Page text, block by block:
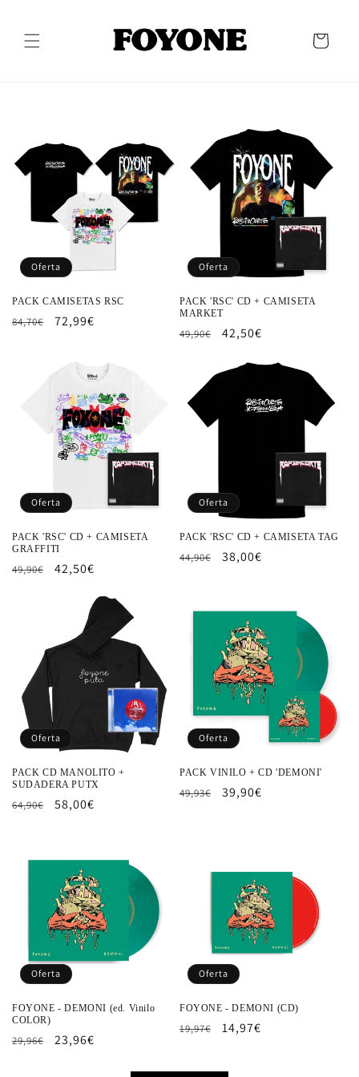
al contenido
Carrito
Oferta
PACK CAMISETAS RSC
Precio
84,70€
Precio
oferta
72,99€
Oferta
PACK 'RSC' CD + CAMISETA
MARKET
Precio
49,90€
Precio
oferta
42,50€
Oferta
PACK 'RSC' CD + CAMISETA
GRAFFITI
Precio
49,90€
Precio
oferta
42,50€
Oferta
PACK 'RSC' CD + CAMISETA TAG
Precio
44,90€
Precio
38,00€
Oferta
PACK CD MANOLITO +
SUDADERA PUTX
Precio
64,90€
Precio
58,00€
Oferta
PACK VINILO + CD 'DEMONI'
Precio
49,93€
Precio
39,90€
Oferta
FOYONE - DEMONI (ed. Vinilo
COLOR)
Precio
29,96€
Precio
23,96€
Oferta
FOYONE - DEMONI (CD)
Precio
19,97€
Precio
14,97€